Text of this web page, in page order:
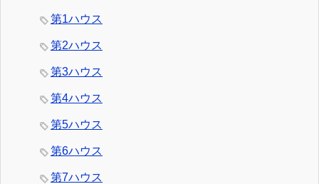
第1ハウス
第2ハウス
第3ハウス
第4ハウス
第5ハウス
第6ハウス
第7ハウス